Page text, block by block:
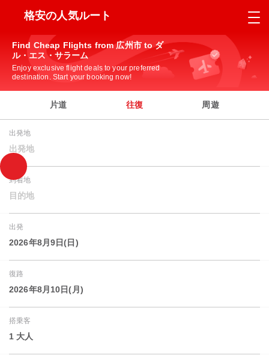
格安の人気ルート
Find Cheap Flights from 広州市 to ダ
ル・エス・サラーム
Enjoy exclusive flight deals to your preferred
destination. Start your booking now!
片道 往復 周遊
出発地
出発地
到着地
目的地
出発
2026年8月9日(日)
復路
2026年8月10日(月)
搭乗客
1 大人